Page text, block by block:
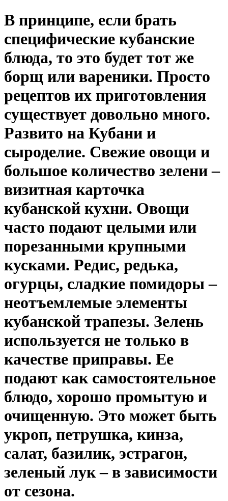
В принципе, если брать
специфические кубанские
блюда, то это будет тот же
борщ или вареники. Просто
рецептов их приготовления
существует довольно много.
Развито на Кубани и
сыроделие. Свежие овощи и
большое количество зелени –
визитная карточка
кубанской кухни. Овощи
часто подают целыми или
порезанными крупными
кусками. Редис, редька,
огурцы, сладкие помидоры –
неотъемлемые элементы
кубанской трапезы. Зелень
используется не только в
качестве приправы. Ее
подают как самостоятельное
блюдо, хорошо промытую и
очищенную. Это может быть
укроп, петрушка, кинза,
салат, базилик, эстрагон,
зеленый лук – в зависимости
от сезона.